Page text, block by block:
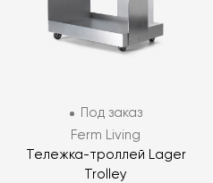
Под заказ
Ferm Living
Тележка-троллей Lager
Trolley